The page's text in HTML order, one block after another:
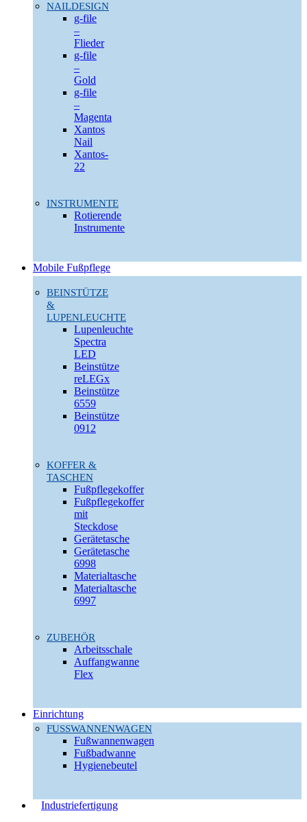
NAILDESIGN
g-file
–
Flieder
g-file
–
Gold
g-file
–
Magenta
Xantos
Nail
Xantos-
22
INSTRUMENTE
Rotierende
Instrumente
Mobile Fußpflege
BEINSTÜTZE
&
LUPENLEUCHTE
Lupenleuchte
Spectra
LED
Beinstütze
reLEGx
Beinstütze
6559
Beinstütze
0912
KOFFER &
TASCHEN
Fußpflegekoffer
Fußpflegekoffer
mit
Steckdose
Gerätetasche
Gerätetasche
6998
Materialtasche
Materialtasche
6997
ZUBEHÖR
Arbeitsschale
Auffangwanne
Flex
Einrichtung
FUSSWANNENWAGEN
Fußwannenwagen
Fußbadwanne
Hygienebeutel
Industriefertigung